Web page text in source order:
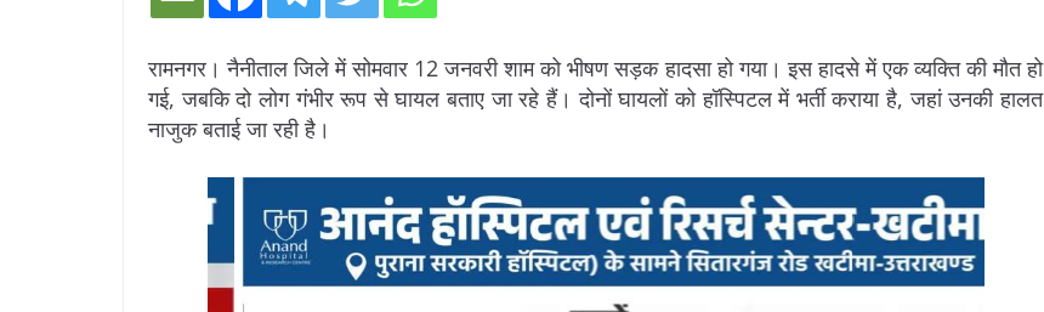
रामनगर। नैनीताल जिले में सोमवार 12 जनवरी शाम को भीषण सड़क हादसा हो गया। इस हादसे में एक व्यक्ति की मौत हो
गई, जबकि दो लोग गंभीर रूप से घायल बताए जा रहे हैं। दोनों घायलों को हॉस्पिटल में भर्ती कराया है, जहां उनकी हालत
नाजुक बताई जा रही है।